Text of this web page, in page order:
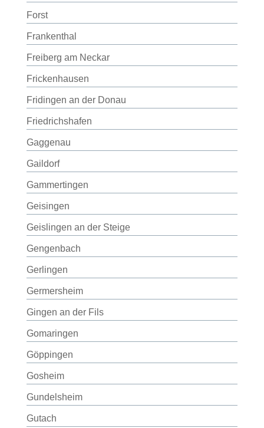
Forst
Frankenthal
Freiberg am Neckar
Frickenhausen
Fridingen an der Donau
Friedrichshafen
Gaggenau
Gaildorf
Gammertingen
Geisingen
Geislingen an der Steige
Gengenbach
Gerlingen
Germersheim
Gingen an der Fils
Gomaringen
Göppingen
Gosheim
Gundelsheim
Gutach